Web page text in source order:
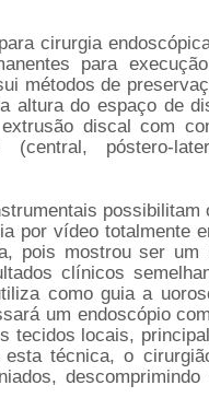
cirurgia
para
métodos de
altura do espaço de
discal com
póstero-
possibilitam
por vídeo totalmente
pois mostrou ser
clínicos
como guia a
um endoscópio
tecidos locais,
esta técnica, o